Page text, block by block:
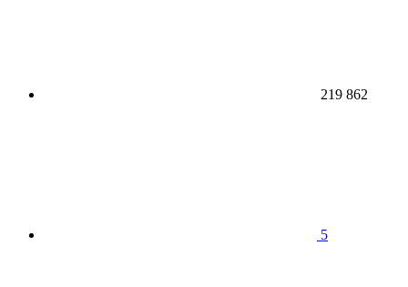
219 862
5